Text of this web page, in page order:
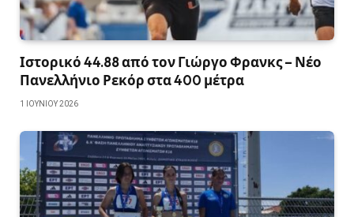
Ιστορικό 44.88 από τον Γιώργο Φρανκς – Νέο
Πανελλήνιο Ρεκόρ στα 400 μέτρα
1 ΙΟΥΝΊΟΥ 2026